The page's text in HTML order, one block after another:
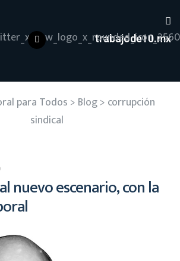
trabajode10.mx
para Todos > Blog> corrupción
sindical
nuevo escenario, con la